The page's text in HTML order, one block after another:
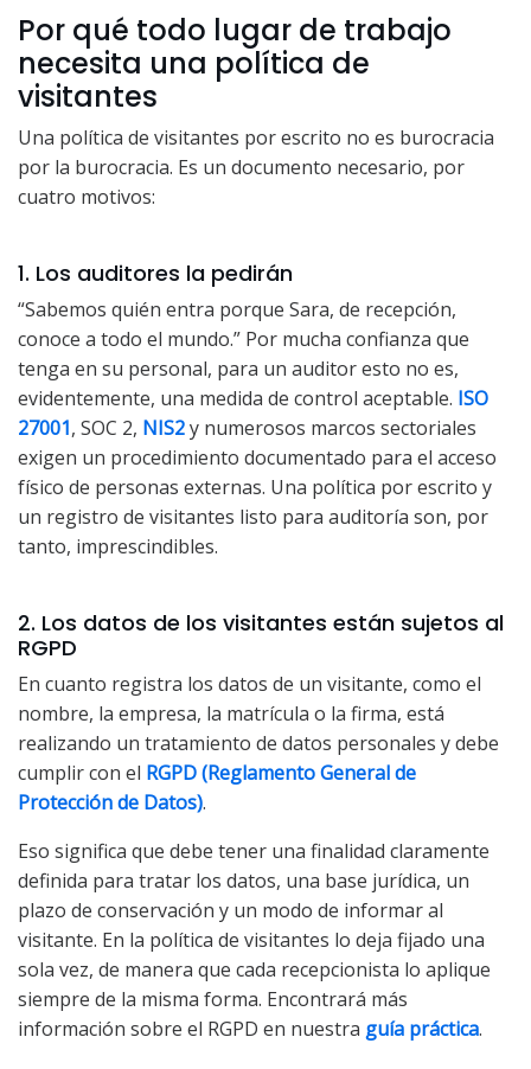
Por qué todo lugar de trabajo
necesita una política de
visitantes
Una política de visitantes por escrito no es burocracia
por la burocracia. Es un documento necesario, por
cuatro motivos:
1. Los auditores la pedirán
“Sabemos quién entra porque Sara, de recepción,
conoce a todo el mundo.” Por mucha confianza que
tenga en su personal, para un auditor esto no es,
evidentemente, una medida de control aceptable. ISO
27001, SOC 2, NIS2y numerosos marcos sectoriales
exigen un procedimiento documentado para el acceso
físico de personas externas. Una política por escrito y
un registro de visitantes listo para auditoría son, por
tanto, imprescindibles.
2. Los datos de los visitantes están sujetos al
RGPD
En cuanto registra los datos de un visitante, como el
nombre, la empresa, la matrícula o la firma, está
realizando un tratamiento de datos personales y debe
cumplir con el RGPD (Reglamento General de
Protección de Datos).
Eso significa que debe tener una finalidad claramente
definida para tratar los datos, una base jurídica, un
plazo de conservación y un modo de informar al
visitante. En la política de visitantes lo deja fijado una
sola vez, de manera que cada recepcionista lo aplique
siempre de la misma forma. Encontrará más
información sobre el RGPD en nuestra guía práctica.